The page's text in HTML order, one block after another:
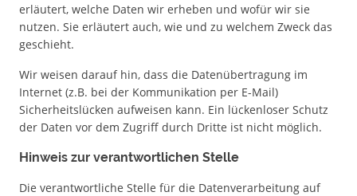
erläutert, welche Daten wir erheben und wofür wir sie
nutzen. Sie erläutert auch, wie und zu welchem Zweck das
geschieht.
Wir weisen darauf hin, dass die Datenübertragung im
Internet (z.B. bei der Kommunikation per E-Mail)
Sicherheitslücken aufweisen kann. Ein lückenloser Schutz
der Daten vor dem Zugriff durch Dritte ist nicht möglich.
Hinweis zur verantwortlichen Stelle
Die verantwortliche Stelle für die Datenverarbeitung auf